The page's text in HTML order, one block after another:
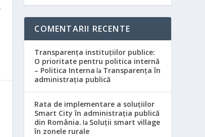
COMENTARII RECENTE
Transparența instituțiilor publice:
O prioritate pentru politica internă
– Politica Interna la Transparența în
administrația publică
Rata de implementare a soluțiilor
Smart City în administrația publică
din România. la Soluții smart village
în zonele rurale